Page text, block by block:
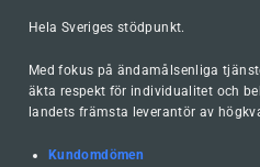
Hela Sveriges stödpunkt.
Med fokus på ändamålsenliga
äkta respekt för individualitet och
landets främsta leverantör av
Kundomdömen